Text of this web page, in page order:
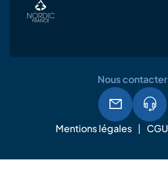
Mentions légales CGU
Nous contacter